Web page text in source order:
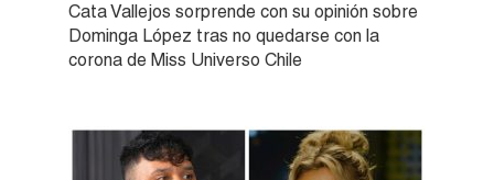
Cata Vallejos sorprende con su opinión sobre
Dominga López tras no quedarse con la
corona de Miss Universo Chile